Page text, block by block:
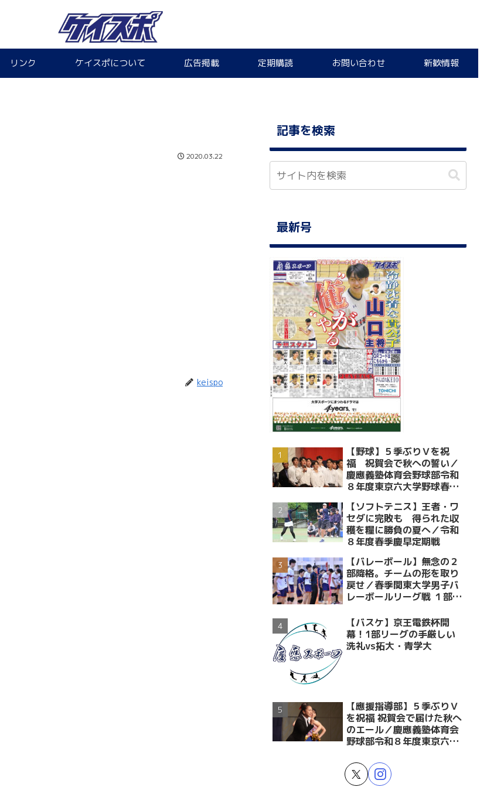
リンク ケイスポについて 広告掲載 定期購読 お問い合わせ 新歓情報
2020.03.22
keispo
記事を検索
最新号
【野球】５季ぶりＶを祝
福 祝賀会で秋への誓い／
慶應義塾体育会野球部令和
８年度東京六大学野球春季
～
【ソフトテニス】王者・ワ
セダに完敗も 得られた収
穫を糧に勝負の夏へ／令和
８年度春季慶早定期戦
【バレーボール】無念の２
部降格。チームの形を取り
戻せ／春季関東大学男子バ
レーボールリーグ戦 １部・
【バスケ】京王電鉄杯開
幕！1部リーグの手厳しい
洗礼vs拓大・青学大
【應援指導部】５季ぶりＶ
を祝福 祝賀会で届けた秋へ
のエール／慶應義塾体育会
野球部令和８年度東京六大
賀会～後編～